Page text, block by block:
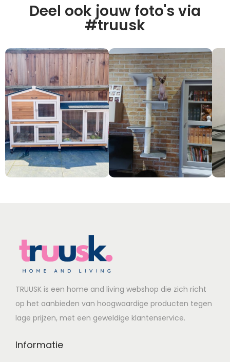
Deel ook jouw foto's via
#truusk
TRUUSK is een home and living webshop die zich richt
op het aanbieden van hoogwaardige producten tegen
lage prijzen, met een geweldige klantenservice.
Informatie